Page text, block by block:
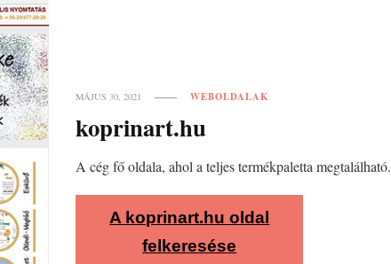
MÁJUS 30, 2021 WEBOLDALAK
koprinart.hu
A cég fő oldala, ahol a teljes termékpaletta megtalálható.
A koprinart.hu oldal
felkeresése